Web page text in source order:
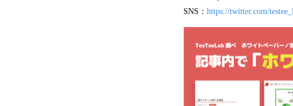
SNS： https://twitter.com/